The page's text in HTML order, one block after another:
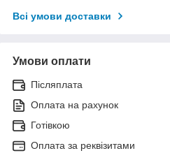
Всі умови доставки
Умови оплати
Післяплата
Оплата на рахунок
Готівкою
Оплата за реквізитами